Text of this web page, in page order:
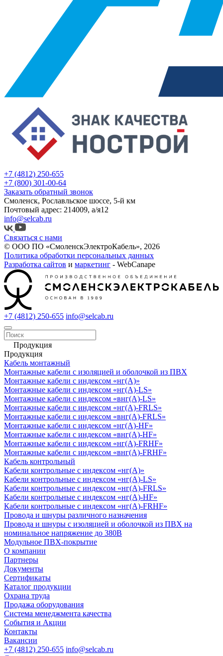
+7 (4812) 250-655
+7 (800) 301-00-64
Заказать обратный звонок
Смоленск, Рославльское шоссе, 5-й км
Почтовый адрес: 214009, а/я12
info@selcab.ru
Связаться с нами
© ООО ПО «СмоленскЭлектроКабель», 2026
Политика обработки персональных данных
Разработка сайтов и маркетинг - WebCanape
+7 (4812) 250-655 info@selcab.ru
Продукция
Продукция
Кабель монтажный
Монтажные кабели с изоляцией и оболочкой из ПВХ
Монтажные кабели с индексом «нг(А)»
Монтажные кабели с индексом «нг(А)-LS»
Монтажные кабели с индексом «внг(А)-LS»
Монтажные кабели с индексом «нг(А)-FRLS»
Монтажные кабели с индексом «внг(А)-FRLS»
Монтажные кабели с индексом «нг(А)-HF»
Монтажные кабели с индексом «внг(А)-HF»
Монтажные кабели с индексом «нг(А)-FRHF»
Монтажные кабели с индексом «внг(А)-FRHF»
Кабель контрольный
Кабели контрольные с индексом «нг(А)»
Кабели контрольные с индексом «нг(А)-LS»
Кабели контрольные с индексом «нг(А)-FRLS»
Кабели контрольные с индексом «нг(А)-HF»
Кабели контрольные с индексом «нг(А)-FRHF»
Провода и шнуры различного назначения
Провода и шнуры с изоляцией и оболочкой из ПВХ на
номинальное напряжение до 380В
Модульное ПВХ-покрытие
О компании
Партнеры
Документы
Сертификаты
Каталог продукции
Охрана труда
Продажа оборудования
Система менеджмента качества
События и Акции
Контакты
Вакансии
+7 (4812) 250-655 info@selcab.ru